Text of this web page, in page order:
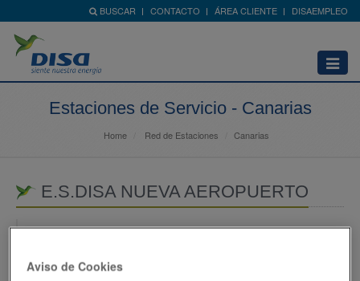
BUSCAR CONTACTO ÁREA CLIENTE DISAEMPLEO
Abrir
menú
Estaciones de Servicio - Canarias
Home Red de Estaciones Canarias
E.S.DISA NUEVA AEROPUERTO
CTRA. ARRECIFE-AEROPUERTO KM 1,4
LAS PALMAS
Aviso de Cookies